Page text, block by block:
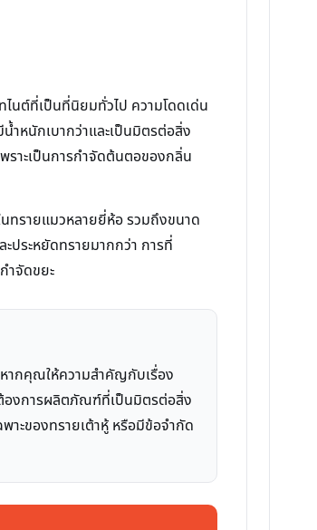
นต์ที่เป็นที่นิยมทั่วไป ความโดดเด่น
ำหนักเบากว่าและเป็นมิตรต่อสิ่ง
าะเป็นการกำจัดต้นตอของกลิ่น
ทรายแมวหลายยี่ห้อ รวมถึงขนาด
ประหยัดทรายมากกว่า การที่
ำจัดขยะ
ากคุณให้ความสำคัญกับเรื่อง
องการผลิตภัณฑ์ที่เป็นมิตรต่อสิ่ง
ะของทรายเต้าหู้ หรือมีข้อจำกัด